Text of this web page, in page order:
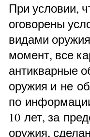
При условии,
оговорены
видами
момент, все
антикварные
оружия и не
по
10 лет, за
оружия,